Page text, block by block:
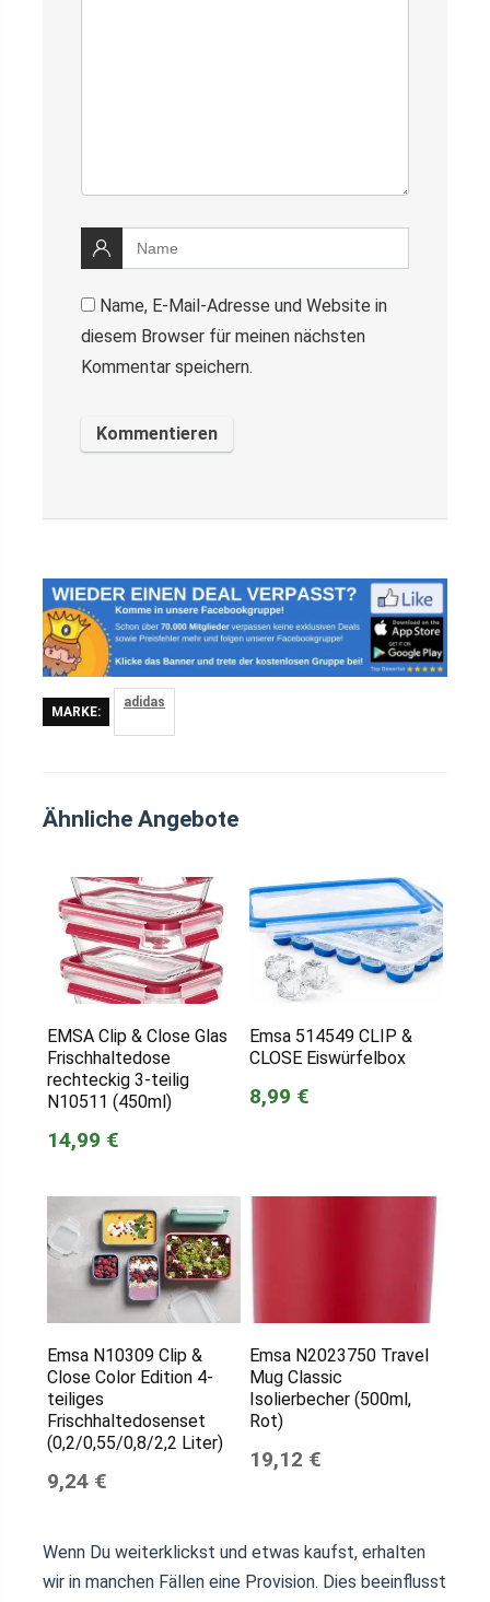
Name, E-Mail-Adresse und Website in
diesem Browser für meinen nächsten
Kommentar speichern.
MARKE:
adidas
Ähnliche Angebote
EMSA Clip & Close Glas
Frischhaltedose
rechteckig 3-teilig
N10511 (450ml)
14,99 €
Emsa 514549 CLIP &
CLOSE Eiswürfelbox
8,99 €
Emsa N10309 Clip &
Close Color Edition 4-
teiliges
Frischhaltedosenset
(0,2/0,55/0,8/2,2 Liter)
9,24 €
Emsa N2023750 Travel
Mug Classic
Isolierbecher (500ml,
Rot)
19,12 €
Wenn Du weiterklickst und etwas kaufst, erhalten
wir in manchen Fällen eine Provision. Dies beeinflusst